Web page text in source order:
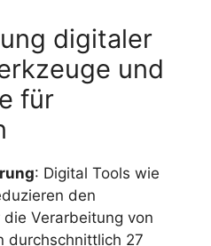
digitaler
und
für
: Digital Tools wie
den
Verarbeitung von
durchschnittlich 27